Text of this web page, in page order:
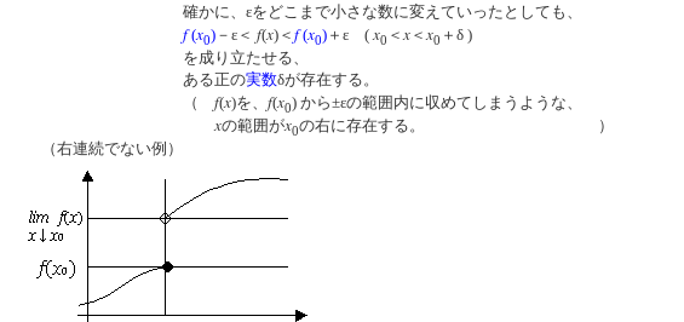
確かに、εをどこまで小さな数に変えていったとしても、
f(x0) －ε＜ f(x)＜ f(x0) ＋ε ( x0 ＜ x ＜ x0 ＋δ )
を成り立たせる、
ある正の実数δが存在する。
（ f(x)を、 f(x0) から±εの範囲内に収めてしまうような、
xの範囲がx0の右に存在する。 ）
（右連続でない例）